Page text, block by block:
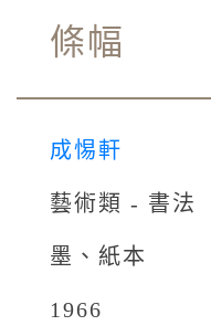
條幅
成惕軒
藝術類 - 書法
墨、紙本
1966